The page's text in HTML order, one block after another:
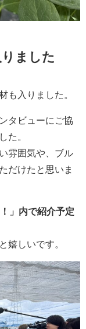
ました
も入りました。
タビューにご協
た。
雰囲気や、ブル
だけたと思いま
」内で紹介予定
嬉しいです。